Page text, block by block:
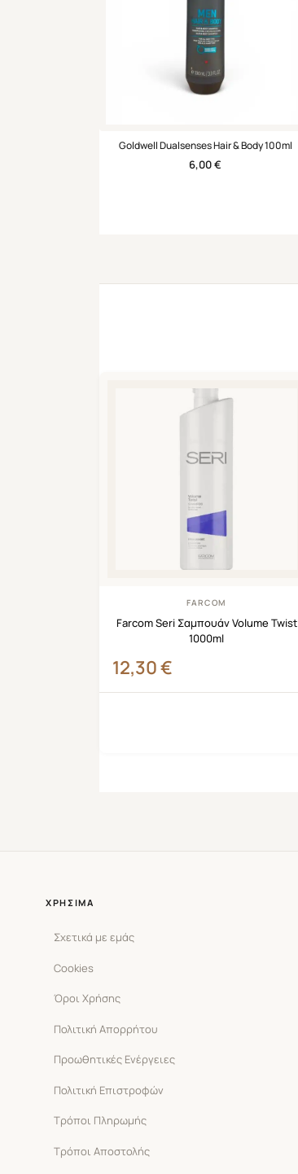
Goldwell Dualsenses Hair & Body 100ml
6,00€
FARCOM
Farcom Seri Σαμπουάν Volume Twist
1000ml
12,30€
ΧΡΉΣΙΜΑ
Σχετικά με εμάς
Cookies
Όροι Χρήσης
Πολιτική Απορρήτου
Προωθητικές Ενέργειες
Πολιτική Επιστροφών
Τρόποι Πληρωμής
Τρόποι Αποστολής